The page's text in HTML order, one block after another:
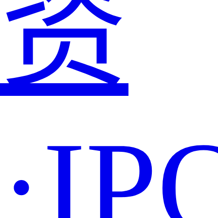
资